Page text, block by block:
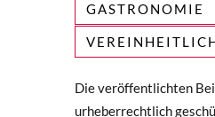
GASTRONOMIE
Die veröffentlichten
urheberrechtlich